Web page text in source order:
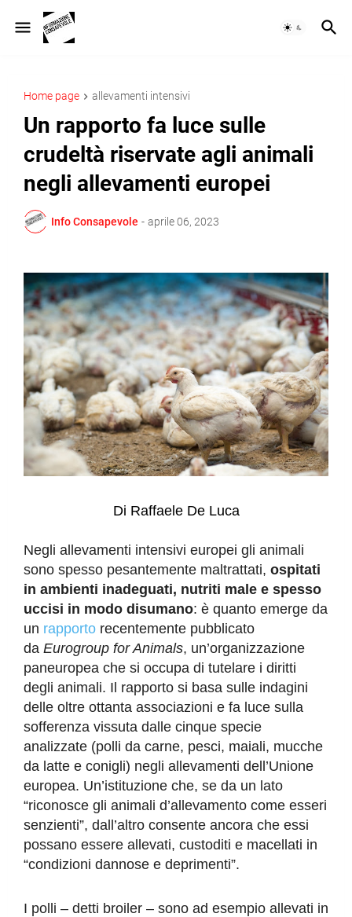
Home page allevamenti intensivi
Un rapporto fa luce sulle
crudeltà riservate agli animali
negli allevamenti europei
Info Consapevole - aprile 06, 2023
Di Raffaele De Luca
Negli allevamenti intensivi europei gli animali
sono spesso pesantemente maltrattati, ospitati
in ambienti inadeguati, nutriti male e spesso
uccisi in modo disumano: è quanto emerge da
un rapporto recentemente pubblicato
da Eurogroup for Animals, un’organizzazione
paneuropea che si occupa di tutelare i diritti
degli animali. Il rapporto si basa sulle indagini
delle oltre ottanta associazioni e fa luce sulla
sofferenza vissuta dalle cinque specie
analizzate (polli da carne, pesci, maiali, mucche
da latte e conigli) negli allevamenti dell’Unione
europea. Un’istituzione che, se da un lato
“riconosce gli animali d’allevamento come esseri
senzienti”, dall’altro consente ancora che essi
possano essere allevati, custoditi e macellati in
“condizioni dannose e deprimenti”.
I polli – detti broiler – sono ad esempio allevati in